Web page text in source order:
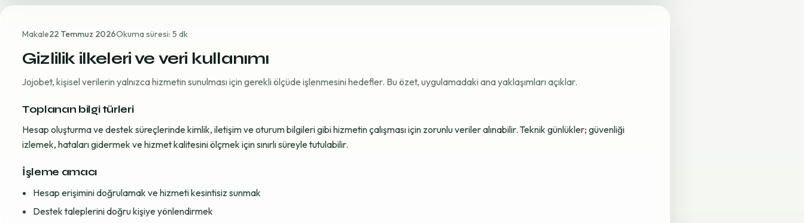
Makale22 Temmuz 2026Okuma süresi: 5 dk
Gizlilik ilkeleri ve veri kullanımı
Jojobet, kişisel verilerin yalnızca hizmetin sunulması için gerekli ölçüde işlenmesini hedefler. Bu özet, uygulamadaki ana yaklaşımları açıklar.
Toplanan bilgi türleri
Hesap oluşturma ve destek süreçlerinde kimlik, iletişim ve oturum bilgileri gibi hizmetin çalışması için zorunlu veriler alınabilir. Teknik günlükler; güvenliği
izlemek, hataları gidermek ve hizmet kalitesini ölçmek için sınırlı süreyle tutulabilir.
İşleme amacı
Hesap erişimini doğrulamak ve hizmeti kesintisiz sunmak
Destek taleplerini doğru kişiye yönlendirmek